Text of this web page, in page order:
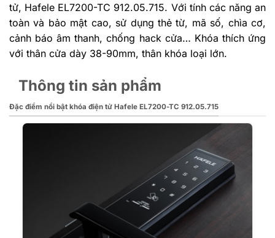
tử, Hafele EL7200-TC 912.05.715. Với tính các năng an
toàn và bảo mật cao, sử dụng thẻ từ, mã số, chìa cơ,
cảnh báo âm thanh, chống hack cửa… Khóa thích ứng
với thân cửa dày 38-90mm, thân khóa loại lớn.
Thông tin sản phẩm
Đặc điểm nổi bật khóa điện tử Hafele EL7200-TC 912.05.715